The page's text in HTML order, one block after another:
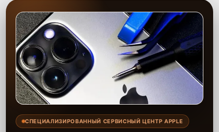
СПЕЦИАЛИЗИРОВАННЫЙ СЕРВИСНЫЙ ЦЕНТР APPLE